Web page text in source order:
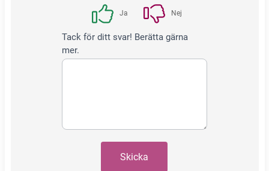
Ja Nej
Tack för ditt svar! Berätta gärna
mer.
Skicka